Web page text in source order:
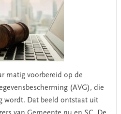
matig voorbereid op de
(AVG), die
wordt. Dat beeld ontstaat uit